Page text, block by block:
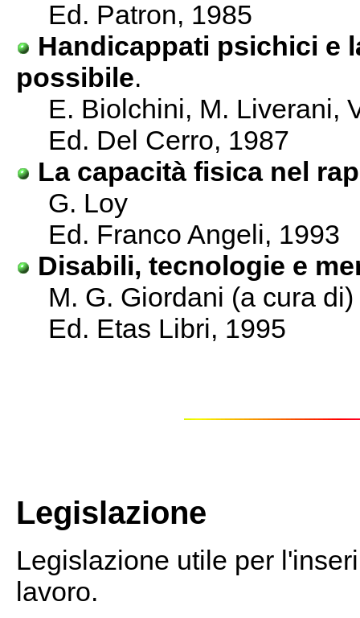
Ed. Patron, 1985
Handicappati psichici e
possibile.
E. Biolchini, M. Liverani,
Ed. Del Cerro, 1987
La capacità fisica nel
G. Loy
Ed. Franco Angeli, 1993
Disabili, tecnologie e
M. G. Giordani (a cura di)
Ed. Etas Libri, 1995
Legislazione
Legislazione utile per
lavoro.